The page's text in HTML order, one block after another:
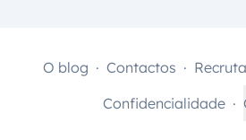
O blog Contactos
Confidencialidade